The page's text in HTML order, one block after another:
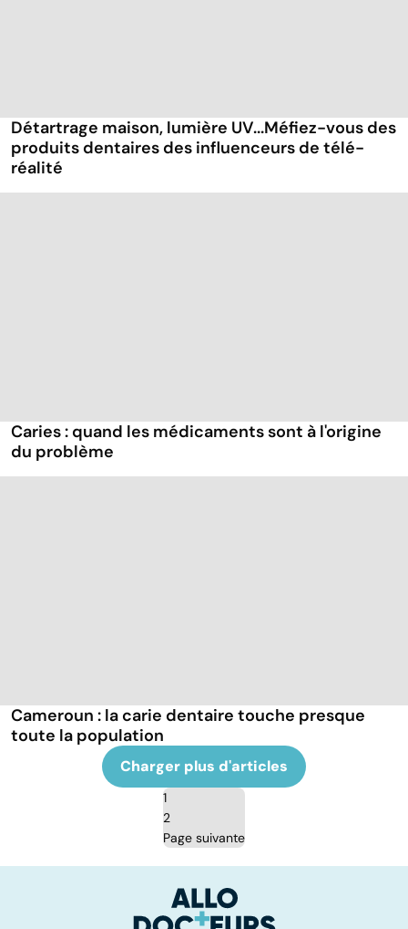
Détartrage maison, lumière UV...Méfiez-vous des
produits dentaires des influenceurs de télé-
réalité
Caries : quand les médicaments sont à l'origine
du problème
Cameroun : la carie dentaire touche presque
toute la population
Charger plus d'articles
1
2
Page suivante